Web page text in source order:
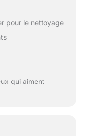
pour le nettoyage
qui aiment